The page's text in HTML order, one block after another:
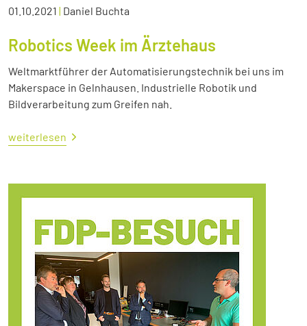
01.10.2021 | Daniel Buchta
Robotics Week im Ärztehaus
Weltmarktführer der Automatisierungstechnik bei uns im
Makerspace in Gelnhausen. Industrielle Robotik und
Bildverarbeitung zum Greifen nah.
weiterlesen